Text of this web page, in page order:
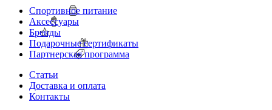
Спортивное питание
Аксессуары
Бренды
Подарочные сертификаты
Партнерская программа
Статьи
Доставка и оплата
Контакты